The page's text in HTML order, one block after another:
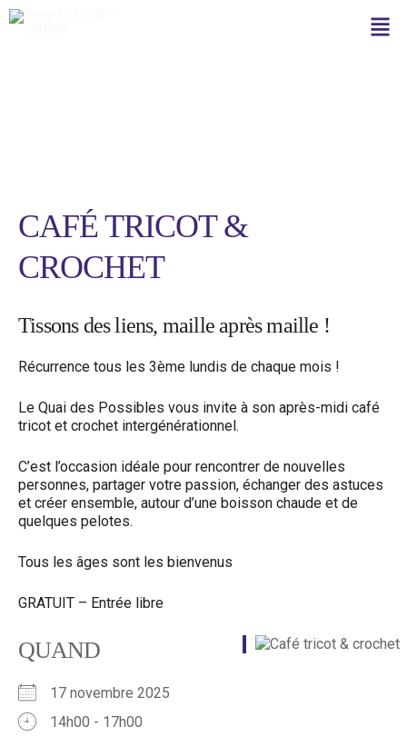
Aller
au
CAFÉ TRICOT &
CROCHET
Tissons des liens, maille après maille !
Récurrence tous les 3ème lundis de chaque mois !
Le Quai des Possibles vous invite à son après-midi café
tricot et crochet intergénérationnel.
C’est l’occasion idéale pour rencontrer de nouvelles
personnes, partager votre passion, échanger des astuces
et créer ensemble, autour d’une boisson chaude et de
quelques pelotes.
Tous les âges sont les bienvenus
GRATUIT – Entrée libre
QUAND
17 novembre 2025
14h00 - 17h00